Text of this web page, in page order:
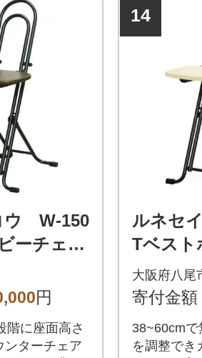
ウ W-150
ーチェア
ン/ブラ
円
階に座面高さ
ンターチェア
14
ルネセ
Tベスト
(ナチュ
ク
大阪府八尾
寄付金額
38~60cm
を調整でき